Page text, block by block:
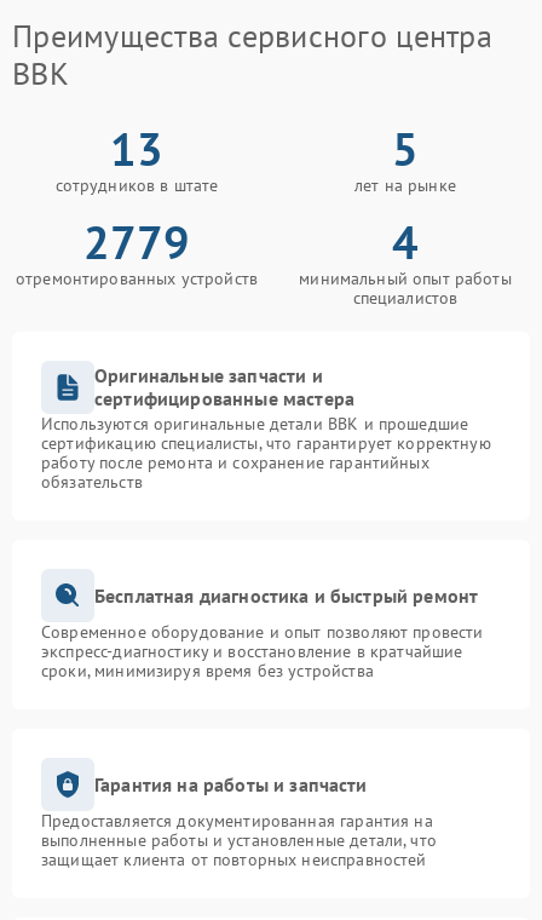
Преимущества сервисного центра
BBK
13
сотрудников в штате
5
лет на рынке
2779
отремонтированных устройств
4
минимальный опыт работы
специалистов
Оригинальные запчасти и
сертифицированные мастера
Используются оригинальные детали BBK и прошедшие
сертификацию специалисты, что гарантирует корректную
работу после ремонта и сохранение гарантийных
обязательств
Бесплатная диагностика и быстрый ремонт
Современное оборудование и опыт позволяют провести
экспресс-диагностику и восстановление в кратчайшие
сроки, минимизируя время без устройства
Гарантия на работы и запчасти
Предоставляется документированная гарантия на
выполненные работы и установленные детали, что
защищает клиента от повторных неисправностей